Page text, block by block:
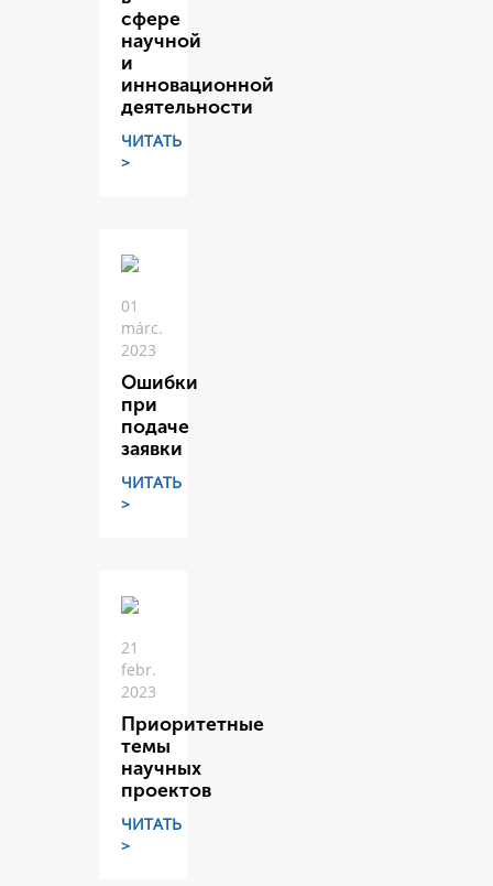
сфере
научной
и
инновационной
деятельности
ЧИТАТЬ
>
01
márc.
2023
Ошибки
при
подаче
заявки
ЧИТАТЬ
>
21
febr.
2023
Приоритетные
темы
научных
проектов
ЧИТАТЬ
>